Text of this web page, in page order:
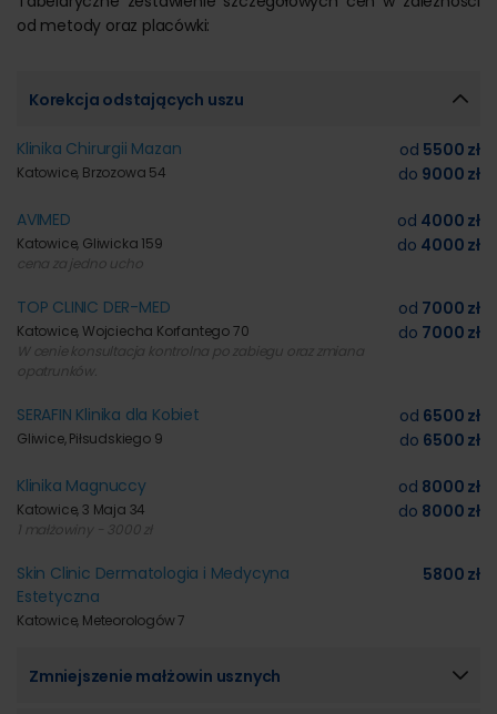
od metody oraz placówki:
Korekcja odstających uszu
Klinika Chirurgii Mazan
Katowice, Brzozowa 54
od 5500 zł
do 9000 zł
AVIMED
Katowice, Gliwicka 159
cena za jedno ucho
od 4000 zł
do 4000 zł
TOP CLINIC DER-MED
Katowice, Wojciecha Korfantego 70
W cenie konsultacja kontrolna po zabiegu oraz zmiana
opatrunków.
od 7000 zł
do 7000 zł
SERAFIN Klinika dla Kobiet
Gliwice, Piłsudskiego 9
od 6500 zł
do 6500 zł
Klinika Magnuccy
Katowice, 3 Maja 34
1 małżowiny - 3000 zł
od 8000 zł
do 8000 zł
Skin Clinic Dermatologia i Medycyna
Estetyczna
Katowice, Meteorologów 7
5800 zł
Zmniejszenie małżowin usznych